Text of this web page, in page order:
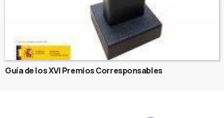
Guía de los XVI Premios Corresponsables